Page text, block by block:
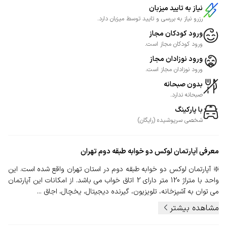
نیاز به تایید میزبان
رزرو نیاز به بررسی و تایید توسط میزبان دارد.
ورود کودکان مجاز
ورود کودکان مجاز است.
ورود نوزادان مجاز
ورود نوزادان مجاز است.
بدون صبحانه
صبحانه ندارد.
با پارکینگ
شخصی سرپوشیده (رایگان)
معرفیآپارتمان لوکس دو خوابه طبقه دوم تهران
❇️ آپارتمان لوکس دو خوابه طبقه دوم در استان تهران واقع شده است. این
واحد با متراژ 120 متر دارای 2 اتاق خواب می باشد. از امکانات این آپارتمان
می توان به آشپزخانه، تلویزیون، گیرنده دیجیتال، یخچال، اجاق ...
مشاهده بیشتر